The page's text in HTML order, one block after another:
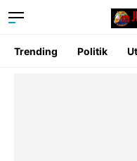
Trending Politik